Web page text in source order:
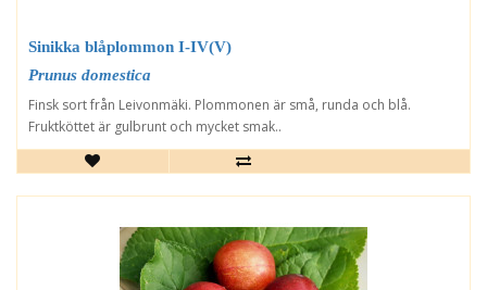
Sinikka blåplommon I-IV(V)
Prunus domestica
Finsk sort från Leivonmäki. Plommonen är små, runda och blå.
Fruktköttet är gulbrunt och mycket smak..